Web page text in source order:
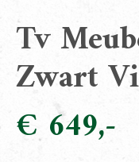
Tv
Zwart
€649